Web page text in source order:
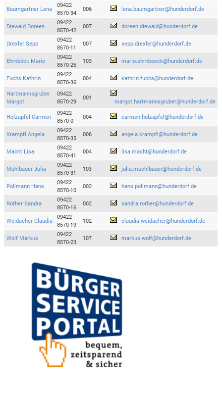
Baumgartner Lena
09422
8570-34
006 lena.baumgartner@hunderdorf.de
Diewald Doreen
09422
8570-42
007 doreen.diewald@hunderdorf.de
Drexler Sepp
09422
8570-11
007 sepp.drexler@hunderdorf.de
Ehrnböck Mario
09422
8570-26
103 mario.ehrnboeck@hunderdorf.de
Fuchs Kathrin
09422
8570-36
004 kathrin.fuchs@hunderdorf.de
Hartmannsgruber
Margot
09422
8570-29
001
margot.hartmannsgruber@hunderdorf.de
Holzapfel Carmen
09422
8570-0
004 carmen.holzapfel@hunderdorf.de
Krampfl Angela
09422
8570-35
006 angela.krampfl@hunderdorf.de
Macht Lisa
09422
8570-41
004 lisa.macht@hunderdorf.de
Mühlbauer Julia
09422
8570-31
103 julia.muehlbauer@hunderdorf.de
Pollmann Hans
09422
8570-10
003 hans.pollmann@hunderdorf.de
Rother Sandra
09422
8570-16
002 sandra.rother@hunderdorf.de
Weidacher Claudia
09422
8570-19
102 claudia.weidacher@hunderdorf.de
Wolf Markus
09422
8570-23
107 markus.wolf@hunderdorf.de